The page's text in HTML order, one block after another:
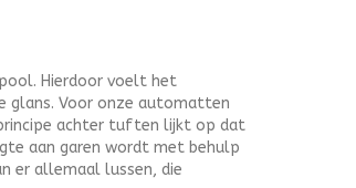
Hierdoor voelt het
glans. Voor onze automatten
achter tuften lijkt op dat
aan garen wordt met behulp
er allemaal lussen, die